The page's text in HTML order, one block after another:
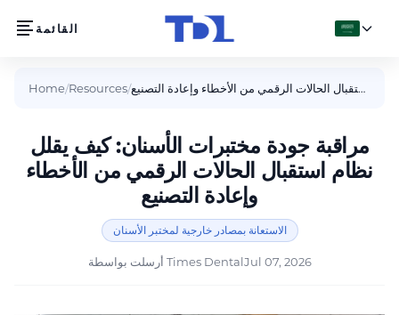
القائمة العربية
Home/Resources/ مراقبة جودة مختبرات الأسنان: كيف يقلل نظام استقبال الحالات الرقمي من الأخطاء وإعادة التصنيع
مراقبة جودة مختبرات الأسنان: كيف يقلل
نظام استقبال الحالات الرقمي من الأخطاء
وإعادة التصنيع
الاستعانة بمصادر خارجية لمختبر الأسنان
أرسلت بواسطة Times DentalJul 07, 2026